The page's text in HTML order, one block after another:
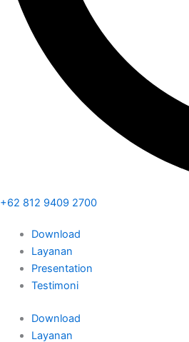
+62 812 9409 2700
Download
Layanan
Presentation
Testimoni
Download
Layanan